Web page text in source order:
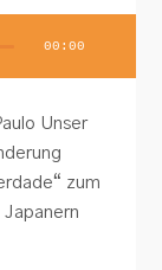
00:00
Unser
zum